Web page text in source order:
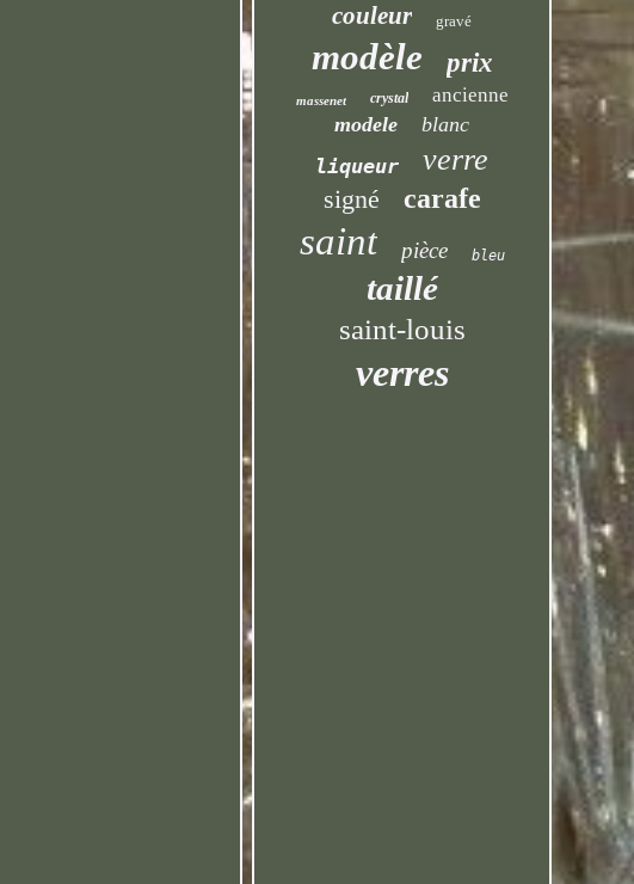
couleur gravé
modèle prix
massenet crystal ancienne
modele
blanc
liqueur
verre
signé carafe
saint pièce bleu
taillé
saint-louis
verres